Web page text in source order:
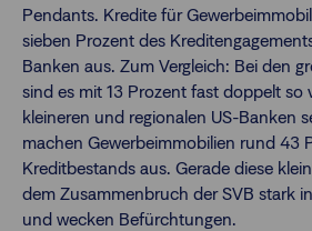
Pendants. Kredite für
sieben Prozent des
Banken aus. Zum Vergleich: Bei den
sind es mit 13 Prozent fast doppelt so
kleineren und regionalen US-Banken
machen Gewerbeimmobilien rund 43
Kreditbestands aus. Gerade diese
dem Zusammenbruch der SVB stark
und wecken Befürchtungen.